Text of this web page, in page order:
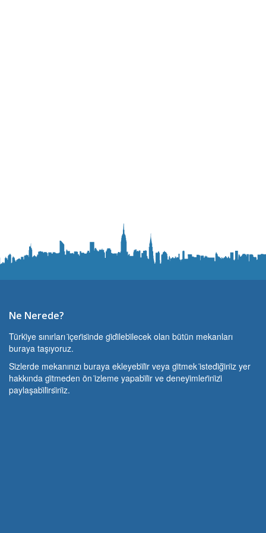
Ne Nerede?
Türki̇ye sınırları i̇çeri̇si̇nde gi̇di̇lebi̇lecek olan bütün mekanları
buraya taşıyoruz.
Si̇zlerde mekanınızı buraya ekleyebi̇li̇r veya gi̇tmek i̇stedi̇ği̇ni̇z yer
hakkında gi̇tmeden ön i̇zleme yapabi̇li̇r ve deneyi̇mleri̇ni̇zi̇
paylaşabi̇li̇rsi̇ni̇z.